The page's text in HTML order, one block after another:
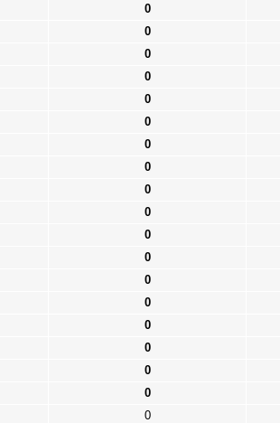
0
0
0
0
0
0
0
0
0
0
0
0
0
0
0
0
0
0
0